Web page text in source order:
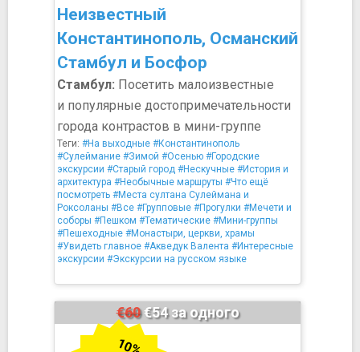
Неизвестный
Константинополь, Османский
Стамбул и Босфор
Стамбул: Посетить малоизвестные
и популярные достопримечательности
города контрастов в мини-группе
Теги: #На выходные #Константинополь
#Сулеймание #Зимой #Осенью #Городские
экскурсии #Старый город #Нескучные #История и
архитектура #Необычные маршруты #Что ещё
посмотреть #Места султана Сулеймана и
Роксоланы #Все #Групповые #Прогулки #Мечети и
соборы #Пешком #Тематические #Мини-группы
#Пешеходные #Монастыри, церкви, храмы
#Увидеть главное #Акведук Валента #Интересные
экскурсии #Экскурсии на русском языке
€60€54 за одного